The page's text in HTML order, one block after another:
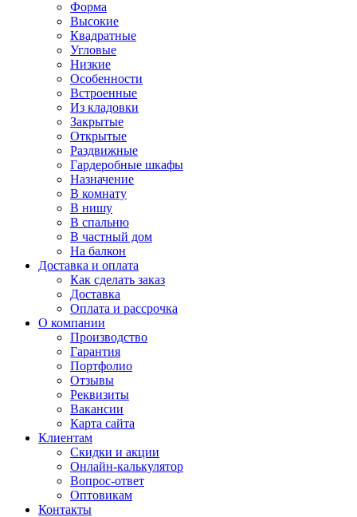
Форма
Высокие
Квадратные
Угловые
Низкие
Особенности
Встроенные
Из кладовки
Закрытые
Открытые
Раздвижные
Гардеробные шкафы
Назначение
В комнату
В нишу
В спальню
В частный дом
На балкон
Доставка и оплата
Как сделать заказ
Доставка
Оплата и рассрочка
О компании
Производство
Гарантия
Портфолио
Отзывы
Реквизиты
Вакансии
Карта сайта
Клиентам
Скидки и акции
Онлайн-калькулятор
Вопрос-ответ
Оптовикам
Контакты